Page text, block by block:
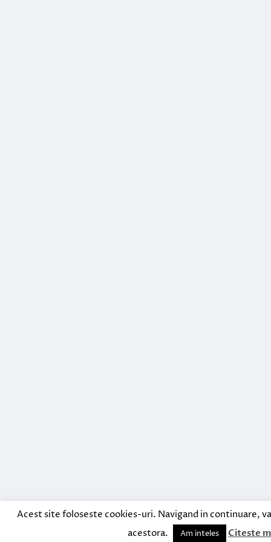
Acest site foloseste cookies-uri. Navigand in continuare,
acestora.
Am inteles Citeste